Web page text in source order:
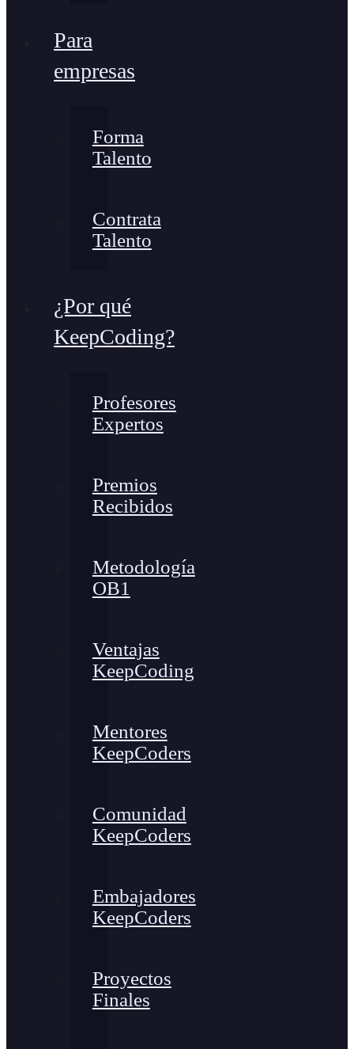
Para
empresas
Forma
Talento
Contrata
Talento
¿Por qué
KeepCoding?
Profesores
Expertos
Premios
Recibidos
Metodología
OB1
Ventajas
KeepCoding
Mentores
KeepCoders
Comunidad
KeepCoders
Embajadores
KeepCoders
Proyectos
Finales